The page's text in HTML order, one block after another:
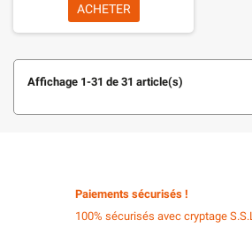
ACHETER
Affichage 1-31 de 31 article(s)
Paiements sécurisés !
100% sécurisés avec cryptage